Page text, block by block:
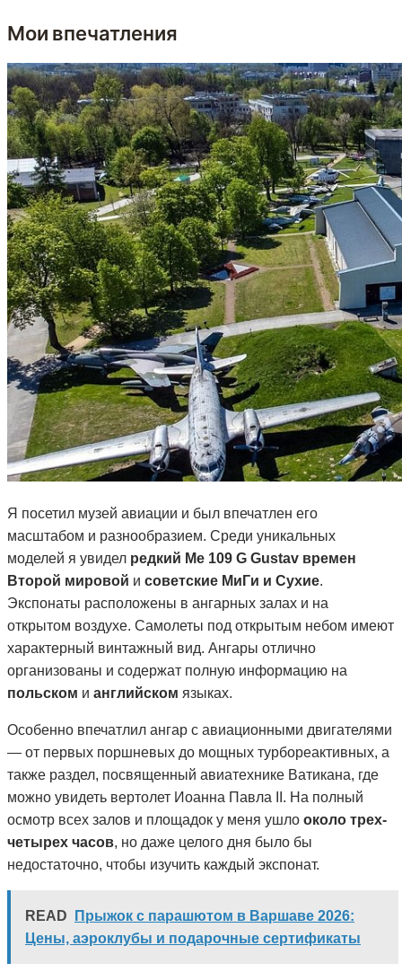
Мои впечатления
Я посетил музей авиации и был впечатлен его
масштабом и разнообразием. Среди уникальных
моделей я увидел редкий Me 109 G Gustav времен
Второй мировой и советские МиГи и Сухие.
Экспонаты расположены в ангарных залах и на
открытом воздухе. Самолеты под открытым небом имеют
характерный винтажный вид. Ангары отлично
организованы и содержат полную информацию на
польском и английском языках.
Особенно впечатлил ангар с авиационными двигателями
— от первых поршневых до мощных турбореактивных, а
также раздел, посвященный авиатехнике Ватикана, где
можно увидеть вертолет Иоанна Павла II. На полный
осмотр всех залов и площадок у меня ушло около трех-
четырех часов, но даже целого дня было бы
недостаточно, чтобы изучить каждый экспонат.
READ
Прыжок с парашютом в Варшаве 2026:
Цены, аэроклубы и подарочные сертификаты